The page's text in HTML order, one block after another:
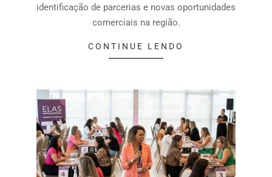
identificação de parcerias e novas oportunidades
comerciais na região.
CONTINUE LENDO